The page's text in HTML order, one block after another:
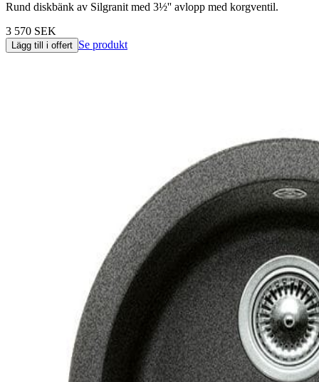
Rund diskbänk av Silgranit med 3½'' avlopp med korgventil.
3 570 SEK
Lägg till i offert Se produkt